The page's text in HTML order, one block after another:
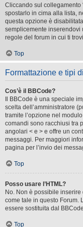
Cliccando sul collegamento
spostarlo in cima alla lista,
questa opzione è
semplicemente inserendovi
regole del forum in cui ti
Top
Formattazione e tipi
Cos’è il BBCode?
Il BBCode è una speciale
scelta dell’amministratore
tramite l’opzione nel
comandi sono racchiusi tra
angolari < e > e offre un
messaggi. Per maggiori
pagina per l’invio dei
Top
Posso usare l’HTML?
No. Non è possibile
come tale in questo Forum.
essere sostituita dal
Top